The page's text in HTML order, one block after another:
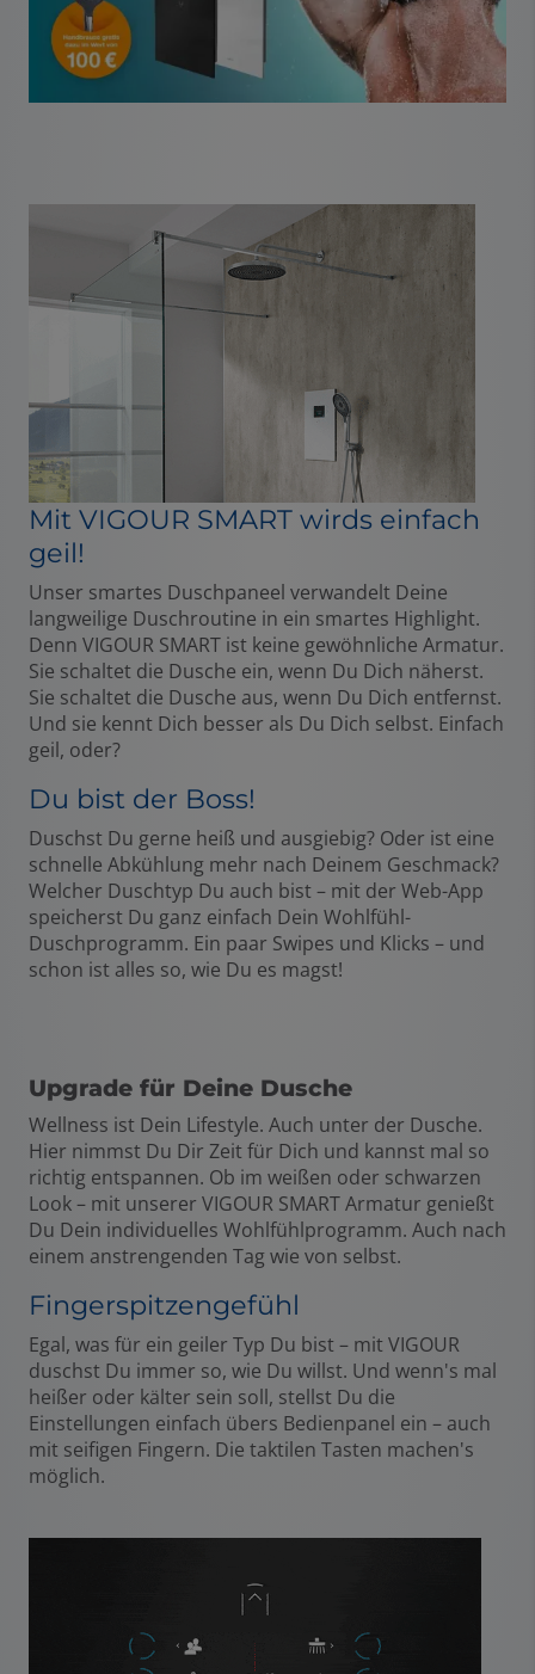
Mit VIGOUR SMART wirds einfach
geil!
Unser smartes Duschpaneel verwandelt Deine
langweilige Duschroutine in ein smartes Highlight.
Denn VIGOUR SMART ist keine gewöhnliche Armatur.
Sie schaltet die Dusche ein, wenn Du Dich näherst.
Sie schaltet die Dusche aus, wenn Du Dich entfernst.
Und sie kennt Dich besser als Du Dich selbst. Einfach
geil, oder?
Du bist der Boss!
Duschst Du gerne heiß und ausgiebig? Oder ist eine
schnelle Abkühlung mehr nach Deinem Geschmack?
Welcher Duschtyp Du auch bist – mit der Web-App
speicherst Du ganz einfach Dein Wohlfühl-
Duschprogramm. Ein paar Swipes und Klicks – und
schon ist alles so, wie Du es magst!
Upgrade für Deine Dusche
Wellness ist Dein Lifestyle. Auch unter der Dusche.
Hier nimmst Du Dir Zeit für Dich und kannst mal so
richtig entspannen. Ob im weißen oder schwarzen
Look – mit unserer VIGOUR SMART Armatur genießt
Du Dein individuelles Wohlfühlprogramm. Auch nach
einem anstrengenden Tag wie von selbst.
Fingerspitzengefühl
Egal, was für ein geiler Typ Du bist – mit VIGOUR
duschst Du immer so, wie Du willst. Und wenn's mal
heißer oder kälter sein soll, stellst Du die
Einstellungen einfach übers Bedienpanel ein – auch
mit seifigen Fingern. Die taktilen Tasten machen's
möglich.